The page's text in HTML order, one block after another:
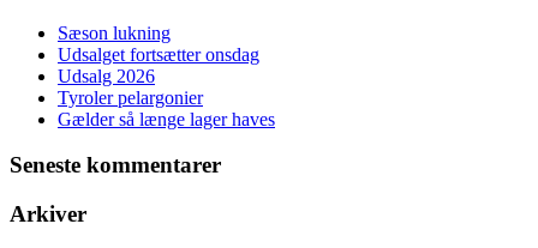
Sæson lukning
Udsalget fortsætter onsdag
Udsalg 2026
Tyroler pelargonier
Gælder så længe lager haves
Seneste kommentarer
Arkiver